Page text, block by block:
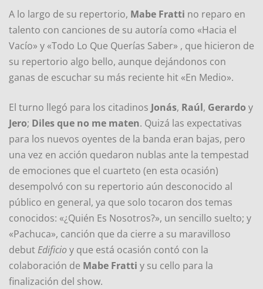
A lo largo de su repertorio, Mabe Fratti no reparo en
talento con canciones de su autoría como «Hacia el
Vacío» y «Todo Lo Que Querías Saber» , que hicieron de
su repertorio algo bello, aunque dejándonos con
ganas de escuchar su más reciente hit «En Medio».
El turno llegó para los citadinos Jonás, Raúl, Gerardo y
Jero; Diles que no me maten. Quizá las expectativas
para los nuevos oyentes de la banda eran bajas, pero
una vez en acción quedaron nublas ante la tempestad
de emociones que el cuarteto (en esta ocasión)
desempolvó con su repertorio aún desconocido al
público en general, ya que solo tocaron dos temas
conocidos: «¿Quién Es Nosotros?», un sencillo suelto; y
«Pachuca», canción que da cierre a su maravilloso
debutEdificioy que está ocasión contó con la
colaboración de Mabe Fratti y su cello para la
finalización del show.